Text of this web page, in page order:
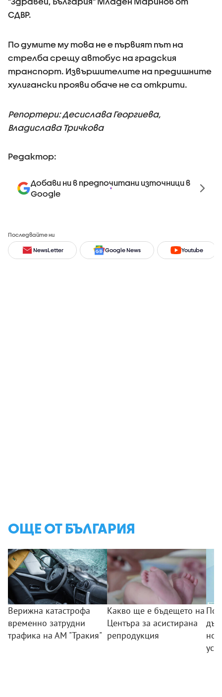
СДВР.
По думите му това не е първият път на
стрелба срещу автобус на градския
транспорт. Извършителите на предишните
хулигански прояви обаче не са открити.
Репортери: Десислава Георгиева,
Владислава Тричкова
Редактор:
Добави ни в предпочитани източници в
Google
Последвайте ни
NewsLetter Google News Youtube
ОЩЕ ОТ БЪЛГАРИЯ
Верижна катастрофа
временно затрудни
трафика на АМ "Тракия"
Какво ще е бъдещето на
Центъра за асистирана
репродукция